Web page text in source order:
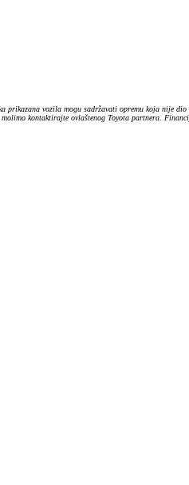
vozila mogu sadržavati opremu koja nije dio
kontaktirajte ovlaštenog Toyota partnera.